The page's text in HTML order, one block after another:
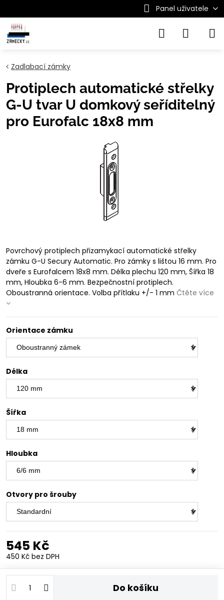
Panel uživatele
Zadlabací zámky
Protiplech automatické střelky
G-U tvar U domkový seříditelný
pro Eurofalc 18x8 mm
Povrchový protiplech přizamykací automatické střelky
zámku G-U Secury Automatic. Pro zámky s lištou 16 mm. Pro
dveře s Eurofalcem 18x8 mm. Délka plechu 120 mm, Šířka 18
mm, Hloubka 6-6 mm. Bezpečnostní protiplech.
Oboustranná orientace. Volba přítlaku +/- 1 mm Čtěte více
Orientace zámku
Délka
Šířka
Hloubka
Otvory pro šrouby
545 Kč
450 Kč bez DPH
Do košíku